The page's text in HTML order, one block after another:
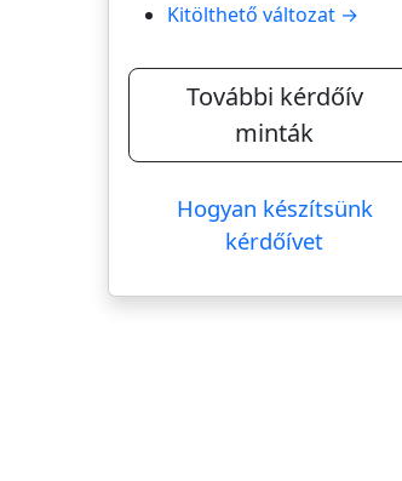
Kitölthető változat →
További kérdőív
minták
Hogyan készítsünk
kérdőívet